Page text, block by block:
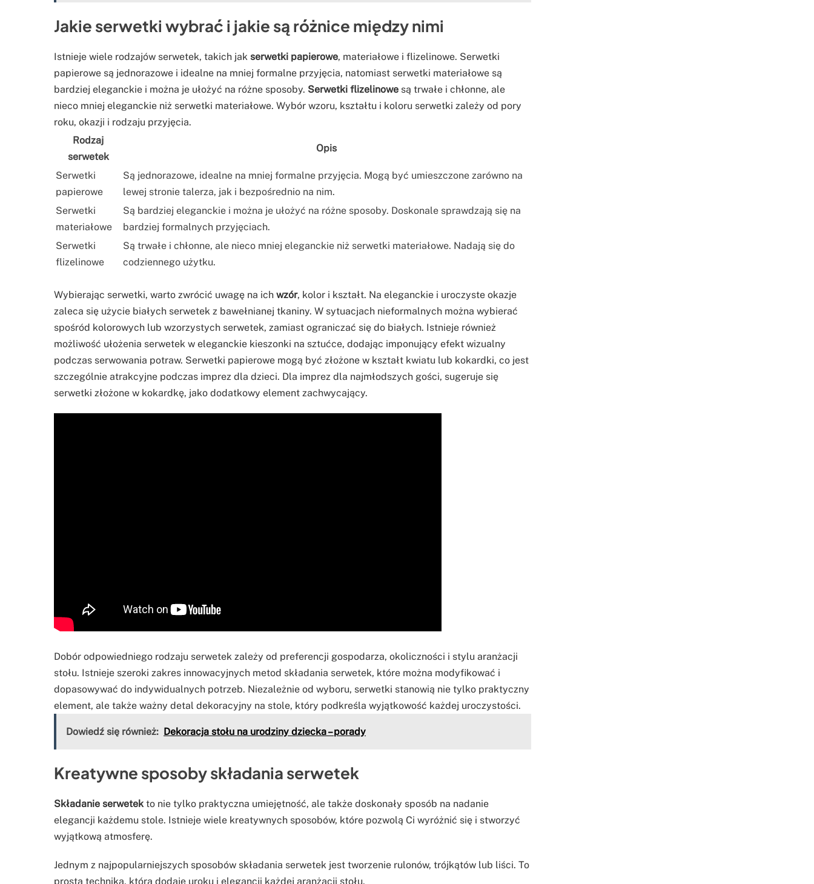
Jakie serwetki wybrać i jakie są różnice między nimi
Istnieje wiele rodzajów serwetek, takich jak serwetki papierowe, materiałowe i flizelinowe. Serwetki
papierowe są jednorazowe i idealne na mniej formalne przyjęcia, natomiast serwetki materiałowe są
bardziej eleganckie i można je ułożyć na różne sposoby. Serwetki flizelinowe są trwałe i chłonne, ale
nieco mniej eleganckie niż serwetki materiałowe. Wybór wzoru, kształtu i koloru serwetki zależy od pory
roku, okazji i rodzaju przyjęcia.
Rodzaj
serwetek
Opis
Serwetki
papierowe
Są jednorazowe, idealne na mniej formalne przyjęcia. Mogą być umieszczone zarówno na
lewej stronie talerza, jak i bezpośrednio na nim.
Serwetki
materiałowe
Są bardziej eleganckie i można je ułożyć na różne sposoby. Doskonale sprawdzają się na
bardziej formalnych przyjęciach.
Serwetki
flizelinowe
Są trwałe i chłonne, ale nieco mniej eleganckie niż serwetki materiałowe. Nadają się do
codziennego użytku.
Wybierając serwetki, warto zwrócić uwagę na ich wzór, kolor i kształt. Na eleganckie i uroczyste okazje
zaleca się użycie białych serwetek z bawełnianej tkaniny. W sytuacjach nieformalnych można wybierać
spośród kolorowych lub wzorzystych serwetek, zamiast ograniczać się do białych. Istnieje również
możliwość ułożenia serwetek w eleganckie kieszonki na sztućce, dodając imponujący efekt wizualny
podczas serwowania potraw. Serwetki papierowe mogą być złożone w kształt kwiatu lub kokardki, co jest
szczególnie atrakcyjne podczas imprez dla dzieci. Dla imprez dla najmłodszych gości, sugeruje się
serwetki złożone w kokardkę, jako dodatkowy element zachwycający.
Dobór odpowiedniego rodzaju serwetek zależy od preferencji gospodarza, okoliczności i stylu aranżacji
stołu. Istnieje szeroki zakres innowacyjnych metod składania serwetek, które można modyfikować i
dopasowywać do indywidualnych potrzeb. Niezależnie od wyboru, serwetki stanowią nie tylko praktyczny
element, ale także ważny detal dekoracyjny na stole, który podkreśla wyjątkowość każdej uroczystości.
Dowiedź się również: Dekoracja stołu na urodziny dziecka – porady
Kreatywne sposoby składania serwetek
Składanie serwetekto nie tylko praktyczna umiejętność, ale także doskonały sposób na nadanie
elegancji każdemu stole. Istnieje wiele kreatywnych sposobów, które pozwolą Ci wyróżnić się i stworzyć
wyjątkową atmosferę.
Jednym z najpopularniejszych sposobów składania serwetek jest tworzenie rulonów, trójkątów lub liści. To
prosta technika, która dodaje uroku i elegancji każdej aranżacji stołu.